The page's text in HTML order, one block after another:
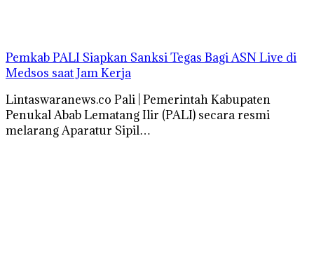
Pemkab PALI Siapkan Sanksi Tegas Bagi ASN Live di
Medsos saat Jam Kerja
Lintaswaranews.co Pali | Pemerintah Kabupaten
Penukal Abab Lematang Ilir (PALI) secara resmi
melarang Aparatur Sipil…